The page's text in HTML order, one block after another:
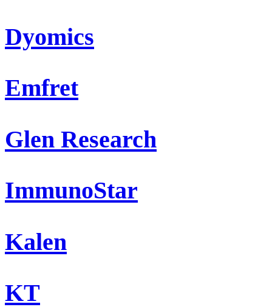
Dyomics
Emfret
Glen Research
ImmunoStar
Kalen
KT